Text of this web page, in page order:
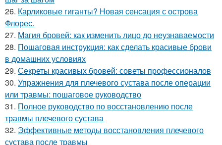
26. Карликовые гиганты? Новая сенсация с острова
Флорес.
27. Магия бровей: как изменить лицо до неузнаваемости
28. Пошаговая инструкция: как сделать красивые брови
в домашних условиях
29. Секреты красивых бровей: советы профессионалов
30. Упражнения для плечевого сустава после операции
или травмы: пошаговое руководство
31. Полное руководство по восстановлению после
травмы плечевого сустава
32. Эффективные методы восстановления плечевого
сустава после травмы